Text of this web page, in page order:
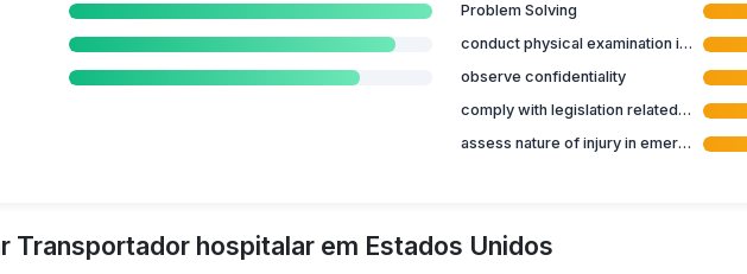
Problem Solving
conduct physical examination in emergency
observe confidentiality
comply with legislation related to health care
assess nature of injury in emergency
Transportador hospitalar em Estados Unidos